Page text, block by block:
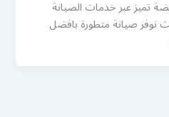
تميز عبر خدمات الصيانة
نوفر صيانة متطورة بافضل